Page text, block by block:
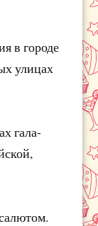
в городе
улицах
гала-